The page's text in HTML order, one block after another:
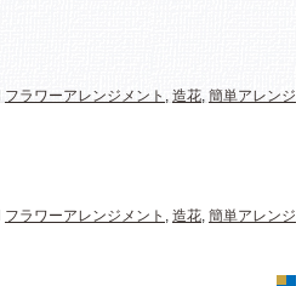
フラワーアレンジメント , 造花, 簡単アレンジ
フラワーアレンジメント , 造花, 簡単アレンジ